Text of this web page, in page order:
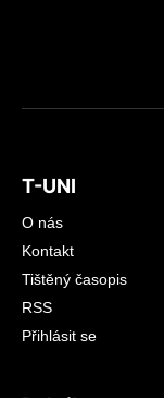
T-UNI
O nás
Kontakt
Tištěný časopis
RSS
Přihlásit se